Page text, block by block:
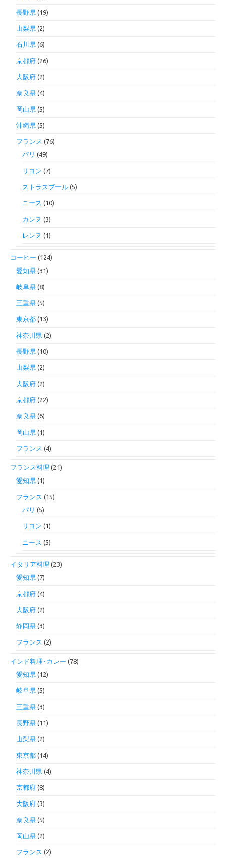
長野県 (19)
山梨県 (2)
石川県 (6)
京都府 (26)
大阪府 (2)
奈良県 (4)
岡山県 (5)
沖縄県 (5)
フランス (76)
パリ (49)
リヨン (7)
ストラスブール (5)
ニース (10)
カンヌ (3)
レンヌ (1)
コーヒー (124)
愛知県 (31)
岐阜県 (8)
三重県 (5)
東京都 (13)
神奈川県 (2)
長野県 (10)
山梨県 (2)
大阪府 (2)
京都府 (22)
奈良県 (6)
岡山県 (1)
フランス (4)
フランス料理 (21)
愛知県 (1)
フランス (15)
パリ (5)
リヨン (1)
ニース (5)
イタリア料理 (23)
愛知県 (7)
京都府 (4)
大阪府 (2)
静岡県 (3)
フランス (2)
インド料理･カレー (78)
愛知県 (12)
岐阜県 (5)
三重県 (3)
長野県 (11)
山梨県 (2)
東京都 (14)
神奈川県 (4)
京都府 (8)
大阪府 (3)
奈良県 (5)
岡山県 (2)
フランス (2)